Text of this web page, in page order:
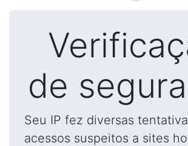
de
Seu IP fez diversas
acessos suspeitos a sites